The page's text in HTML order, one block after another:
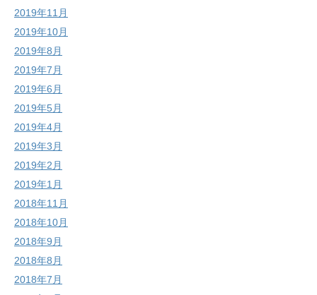
2019年11月
2019年10月
2019年8月
2019年7月
2019年6月
2019年5月
2019年4月
2019年3月
2019年2月
2019年1月
2018年11月
2018年10月
2018年9月
2018年8月
2018年7月